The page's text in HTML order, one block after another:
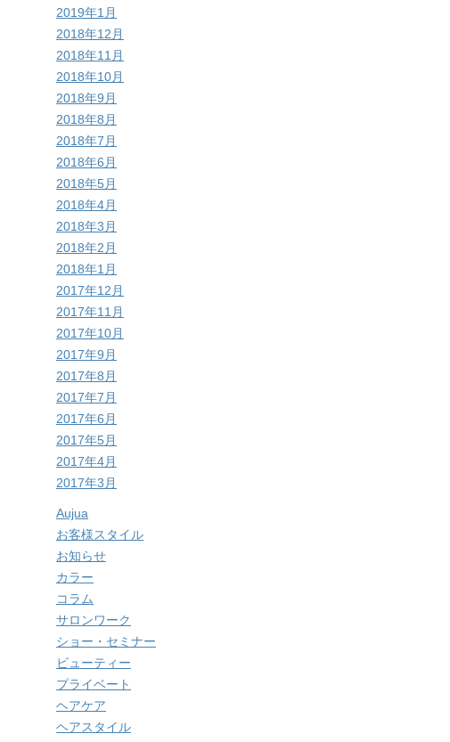
2019年1月
2018年12月
2018年11月
2018年10月
2018年9月
2018年8月
2018年7月
2018年6月
2018年5月
2018年4月
2018年3月
2018年2月
2018年1月
2017年12月
2017年11月
2017年10月
2017年9月
2017年8月
2017年7月
2017年6月
2017年5月
2017年4月
2017年3月
Aujua
お客様スタイル
お知らせ
カラー
コラム
サロンワーク
ショー・セミナー
ビューティー
プライベート
ヘアケア
ヘアスタイル